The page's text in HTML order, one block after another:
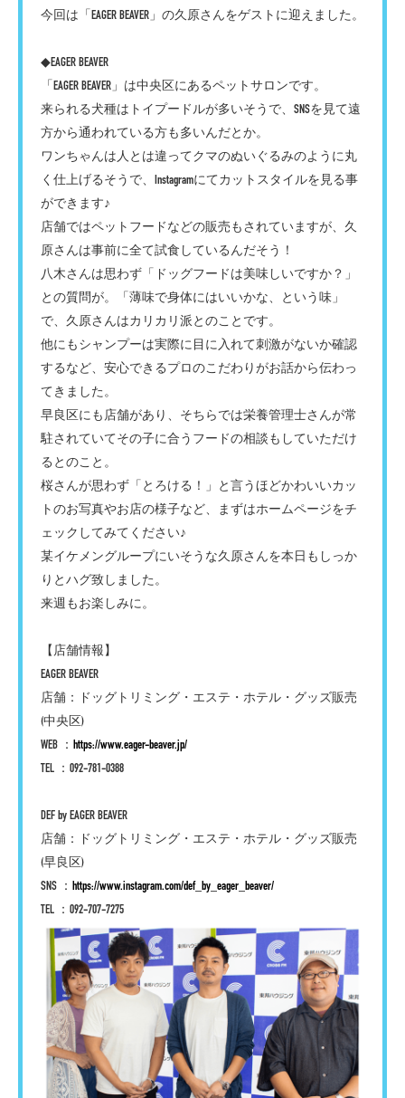
今回は「EAGER BEAVER」の久原さんをゲストに迎えました。
◆EAGER BEAVER
「EAGER BEAVER」は中央区にあるペットサロンです。
来られる犬種はトイプードルが多いそうで、SNSを見て遠
方から通われている方も多いんだとか。
ワンちゃんは人とは違ってクマのぬいぐるみのように丸
く仕上げるそうで、Instagramにてカットスタイルを見る事
ができます♪
店舗ではペットフードなどの販売もされていますが、久
原さんは事前に全て試食しているんだそう！
八木さんは思わず「ドッグフードは美味しいですか？」
との質問が。「薄味で身体にはいいかな、という味」
で、久原さんはカリカリ派とのことです。
他にもシャンプーは実際に目に入れて刺激がないか確認
するなど、安心できるプロのこだわりがお話から伝わっ
てきました。
早良区にも店舗があり、そちらでは栄養管理士さんが常
駐されていてその子に合うフードの相談もしていただけ
るとのこと。
桜さんが思わず「とろける！」と言うほどかわいいカッ
トのお写真やお店の様子など、まずはホームページをチ
ェックしてみてください♪
某イケメングループにいそうな久原さんを本日もしっか
りとハグ致しました。
来週もお楽しみに。
【店舗情報】
EAGER BEAVER
店舗：ドッグトリミング・エステ・ホテル・グッズ販売
(中央区)
WEB ： https://www.eager-beaver.jp/
TEL ：092-781-0388
DEF by EAGER BEAVER
店舗：ドッグトリミング・エステ・ホテル・グッズ販売
(早良区)
SNS ： https://www.instagram.com/def_by_eager_beaver/
TEL ：092-707-7275